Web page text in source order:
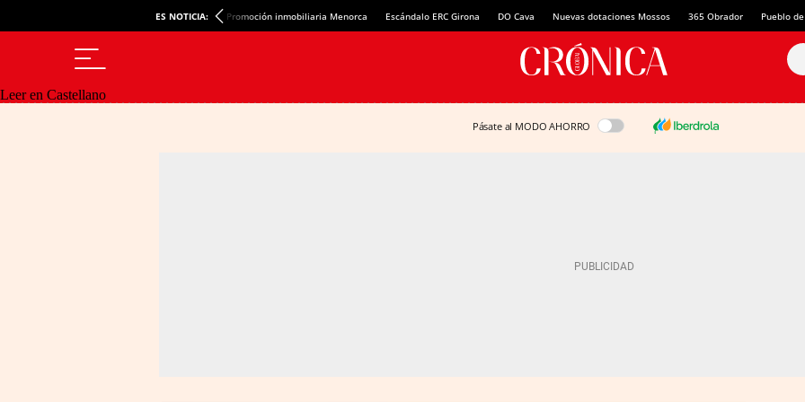
ES NOTICIA: Promoción inmobiliaria Menorca Escándalo ERC Girona DO Cava Nuevas dotaciones Mossos 365 Obrador Pueblo
Leer en Castellano
Pásate al MODO AHORRO